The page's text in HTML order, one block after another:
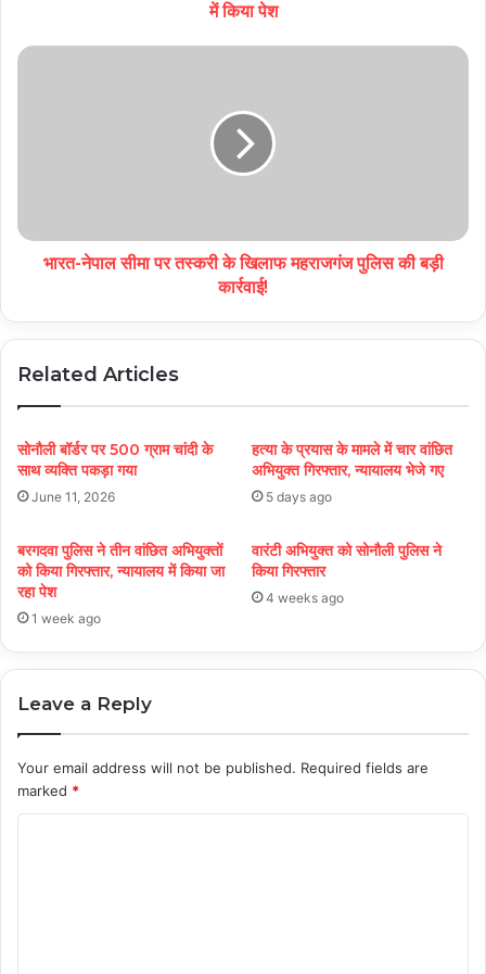
में किया पेश
भारत-नेपाल सीमा पर तस्करी के खिलाफ महराजगंज पुलिस की बड़ी
कार्रवाई!
Related Articles
सोनौली बॉर्डर पर 500 ग्राम चांदी के
साथ व्यक्ति पकड़ा गया
June 11, 2026
हत्या के प्रयास के मामले में चार वांछित
अभियुक्त गिरफ्तार, न्यायालय भेजे गए
5 days ago
बरगदवा पुलिस ने तीन वांछित अभियुक्तों
को किया गिरफ्तार, न्यायालय में किया जा
रहा पेश
1 week ago
वारंटी अभियुक्त को सोनौली पुलिस ने
किया गिरफ्तार
4 weeks ago
Leave a Reply
Your email address will not be published. Required fields are
marked *